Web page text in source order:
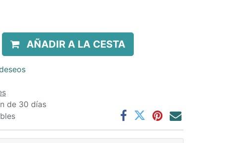
AÑADIR A LA CESTA
de 30 días